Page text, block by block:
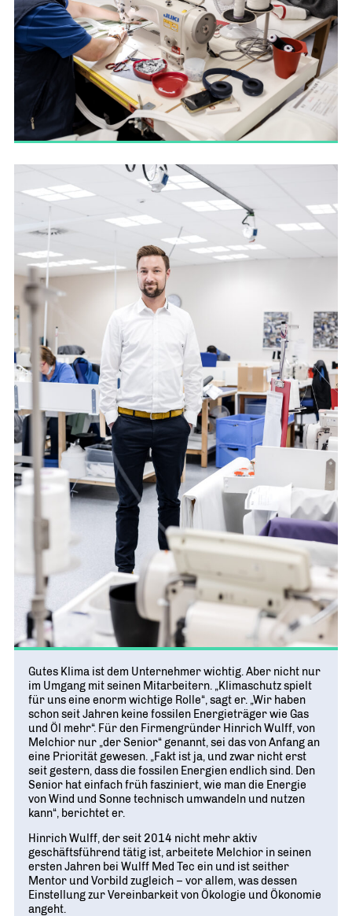
Gutes Klima ist dem Unternehmer wichtig. Aber nicht nur
im Umgang mit seinen Mitarbeitern. „Klimaschutz spielt
für uns eine enorm wichtige Rolle“, sagt er. „Wir haben
schon seit Jahren keine fossilen Energieträger wie Gas
und Öl mehr“. Für den Firmengründer Hinrich Wulff, von
Melchior nur „der Senior“ genannt, sei das von Anfang an
eine Priorität gewesen. „Fakt ist ja, und zwar nicht erst
seit gestern, dass die fossilen Energien endlich sind. Den
Senior hat einfach früh fasziniert, wie man die Energie
von Wind und Sonne technisch umwandeln und nutzen
kann“, berichtet er.
Hinrich Wulff, der seit 2014 nicht mehr aktiv
geschäftsführend tätig ist, arbeitete Melchior in seinen
ersten Jahren bei Wulff Med Tec ein und ist seither
Mentor und Vorbild zugleich – vor allem, was dessen
Einstellung zur Vereinbarkeit von Ökologie und Ökonomie
angeht.